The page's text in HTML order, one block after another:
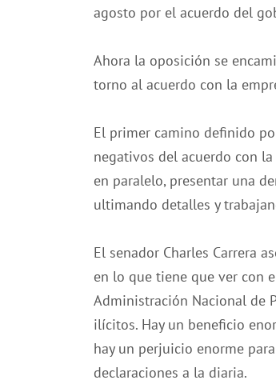
agosto por el acuerdo del
Ahora la oposición se
torno al acuerdo con la
El primer camino definido
negativos del acuerdo con
en paralelo, presentar una
ultimando detalles y
El senador Charles Carrera
en lo que tiene que ver con
Administración Nacional de
ilícitos. Hay un beneficio
hay un perjuicio enorme
declaraciones a la diaria.